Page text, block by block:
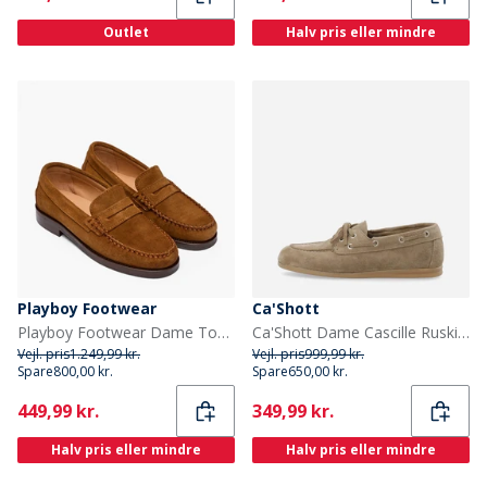
Outlet Halv pris eller mindre
Playboy Footwear
Playboy Footwear Dame Toc1936 Norah Loafers Snuff Suede
Vejl. pris1.249,99 kr.
Spare800,00 kr.
Current
449,99 kr.
Halv pris eller mindre
Ca'Shott
Ca'Shott Dame Cascille Ruskind Bådsko Sand
Vejl. pris999,99 kr.
Spare650,00 kr.
Current
349,99 kr.
Halv pris eller mindre